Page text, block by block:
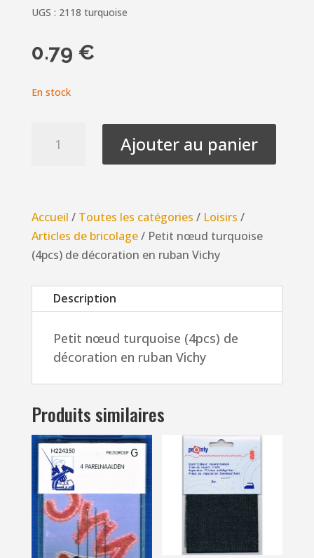
UGS : 2118 turquoise
0.79 €
En stock
(4pcs)
de
décoration
en
ruban
Ajouter au panier
Accueil / Toutes les catégories / Loisirs /
Articles de bricolage/ Petit nœud turquoise
(4pcs) de décoration en ruban Vichy
Description
Petit nœud turquoise (4pcs) de
décoration en ruban Vichy
Produits similaires